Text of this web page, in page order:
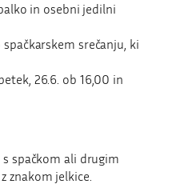
in osebni jedilni
srečanju, ki
26.6. ob 16,00 in
spačkom ali drugim
znakom jelkice.